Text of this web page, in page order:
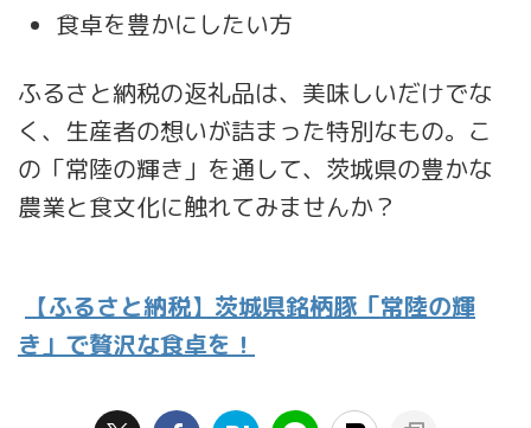
食卓を豊かにしたい方
ふるさと納税の返礼品は、美味しいだけでな
く、生産者の想いが詰まった特別なもの。こ
の「常陸の輝き」を通して、茨城県の豊かな
農業と食文化に触れてみませんか？
【ふるさと納税】茨城県銘柄豚「常陸の輝
き」で贅沢な食卓を！